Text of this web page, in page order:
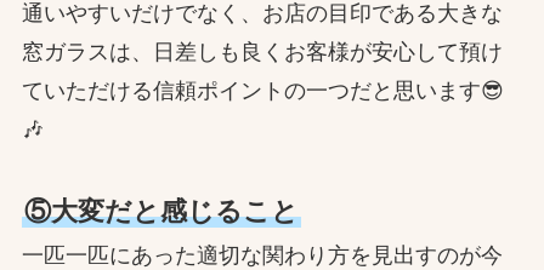
通いやすいだけでなく、お店の目印である大きな
窓ガラスは、日差しも良くお客様が安心して預け
ていただける信頼ポイントの一つだと思います😎
🎶
⑤大変だと感じること
一匹一匹にあった適切な関わり方を見出すのが今